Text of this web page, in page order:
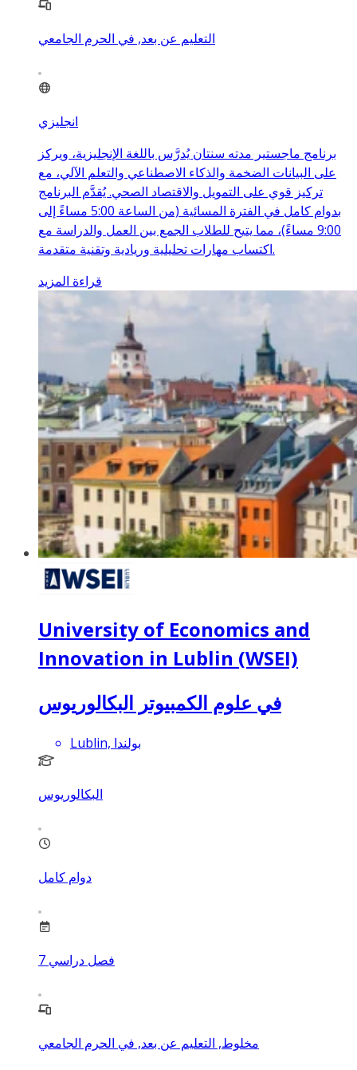
التعليم عن بعد, في الحرم الجامعي
انجليزي
برنامج ماجستير مدته سنتان يُدرَّس باللغة الإنجليزية، ويركز
على البيانات الضخمة والذكاء الاصطناعي والتعلم الآلي، مع
تركيز قوي على التمويل والاقتصاد الصحي. يُقدَّم البرنامج
بدوام كامل في الفترة المسائية (من الساعة 5:00 مساءً إلى
9:00 مساءً)، مما يتيح للطلاب الجمع بين العمل والدراسة مع
اكتساب مهارات تحليلية وريادية وتقنية متقدمة.
قراءة المزيد
University of Economics and
Innovation in Lublin (WSEI)
في علوم الكمبيوتر البكالوريوس
Lublin, بولندا
البكالوريوس
دوام كامل
7 فصل دراسي
مخلوط, التعليم عن بعد, في الحرم الجامعي